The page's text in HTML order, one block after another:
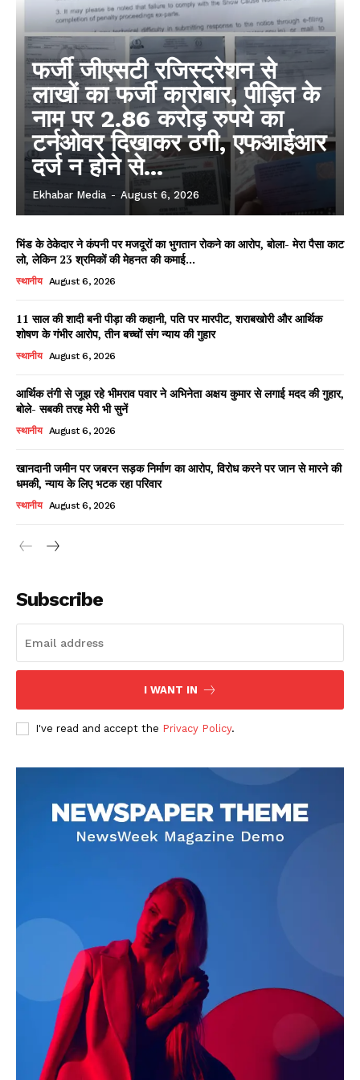
Company
Subscription Plans
My account
फर्जी जीएसटी रजिस्ट्रेशन से
लाखों का फर्जी कारोबार, पीड़ित के
नाम पर 2.86 करोड़ रुपये का
टर्नओवर दिखाकर ठगी, एफआईआर
दर्ज न होने से...
Ekhabar Media - August 6, 2026
भिंड के ठेकेदार ने कंपनी पर मजदूरों का भुगतान रोकने का आरोप, बोला- मेरा पैसा काट
लो, लेकिन 23 श्रमिकों की मेहनत की कमाई...
स्थानीय August 6, 2026
11 साल की शादी बनी पीड़ा की कहानी, पति पर मारपीट, शराबखोरी और आर्थिक
शोषण के गंभीर आरोप, तीन बच्चों संग न्याय की गुहार
स्थानीय August 6, 2026
आर्थिक तंगी से जूझ रहे भीमराव पवार ने अभिनेता अक्षय कुमार से लगाई मदद की गुहार,
बोले- सबकी तरह मेरी भी सुनें
स्थानीय August 6, 2026
खानदानी जमीन पर जबरन सड़क निर्माण का आरोप, विरोध करने पर जान से मारने की
धमकी, न्याय के लिए भटक रहा परिवार
स्थानीय August 6, 2026
Subscribe
I WANT IN
I've read and accept the Privacy Policy.